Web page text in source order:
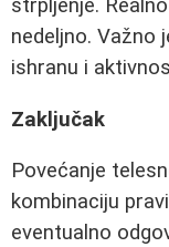
strpljenje.
nedeljno. Važno
ishranu i
Zaključak
Povećanje
kombinaciju
eventualno